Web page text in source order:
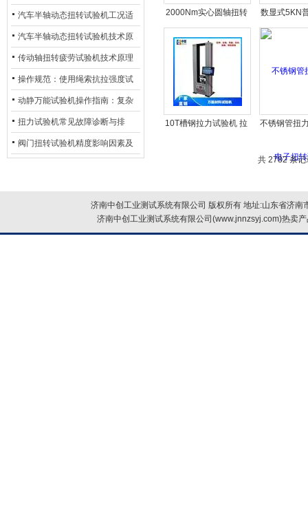
术及产业落地应用
汽车半轴动态扭转试验机工况适
配与质控应用探析
汽车半轴动态扭转试验机技术原
理与行业应用
传动轴扭转疲劳试验机技术原理
与行业应用
操作规范：使用绳索抗拉强度试
验机的完整测试步骤
动静万能试验机操作指南：复杂
动态测试的标准化流程
扭力试验机常见故障诊断与排
除：从传感器信号异常到机械传
阀门扭转试验机精度影响因素及
2000Nm实心圆轴扭转
试验机
数显式5KN
拉伸试验
10T槽钢拉力试验机 拉
不锈钢管扭
共 2782 条
济南中创工业测试系统有限公司 版权所有 地址:山东省济
济南中创工业测试系统有限公司(www.jnnzsyj.com)热卖